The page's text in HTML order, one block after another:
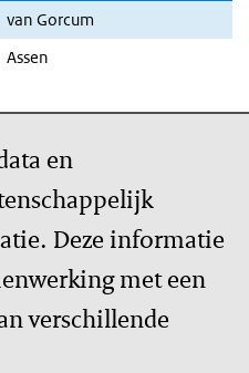
van Gorcum
Assen
en
Deze informatie
met een
verschillende